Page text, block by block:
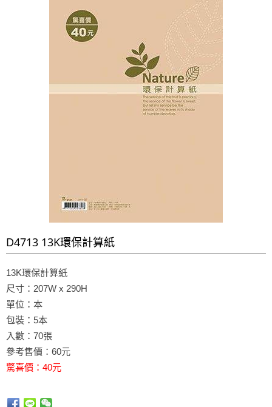
D4713 13K環保計算紙
13K環保計算紙
尺寸：207W x 290H
單位：本
包裝：5本
入數：70張
參考售價：60元
驚喜價：40元